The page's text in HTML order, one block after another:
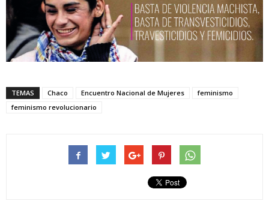
TEMAS Chaco Encuentro Nacional de Mujeres
feminismo
feminismo revolucionario